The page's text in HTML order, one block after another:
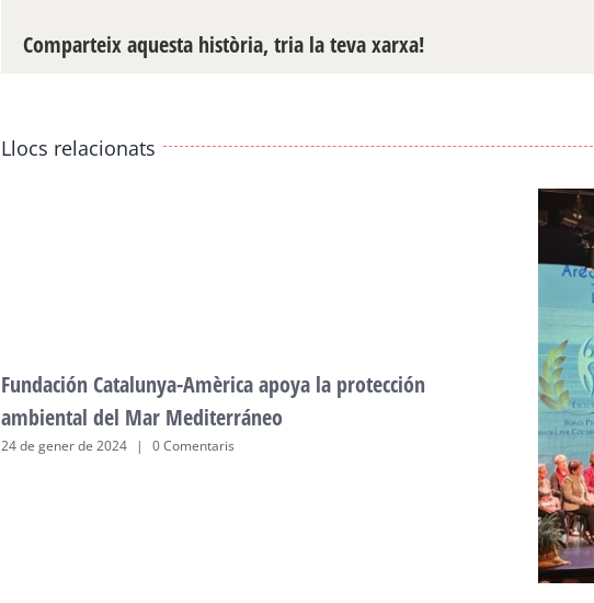
Comparteix aquesta història, tria la teva xarxa!
Llocs relacionats
Fundación Catalunya-Amèrica apoya la protección
ambiental del Mar Mediterráneo
24 de gener de 2024 | 0 Comentaris